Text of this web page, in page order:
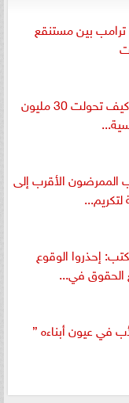
ترامب بين مستنقع
عبدالعزيز محسن يكتب: كيف تحولت 30 مليون
الممرضون الأقرب إلى
إحذروا الوقوع
الحقوق في...
في عيون أبناءه ”